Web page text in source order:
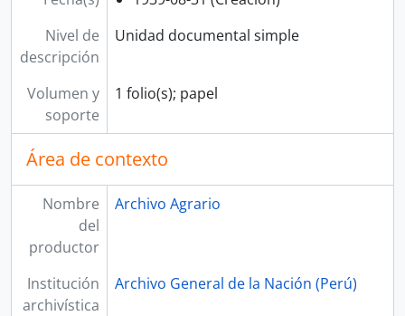
Nivel de
descripción
Unidad documental simple
Volumen y
soporte
1 folio(s); papel
Área de contexto
Nombre
del
productor
Archivo Agrario
Institución
archivística
Archivo General de la Nación (Perú)